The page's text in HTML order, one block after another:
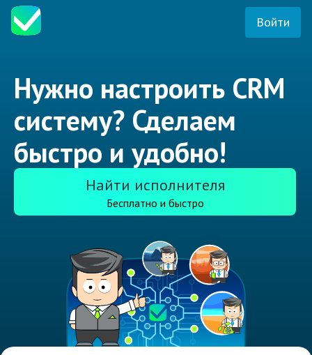
Войти
Нужно настроить CRM
систему? Сделаем
быстро и удобно!
Найти исполнителя
Бесплатно и быстро